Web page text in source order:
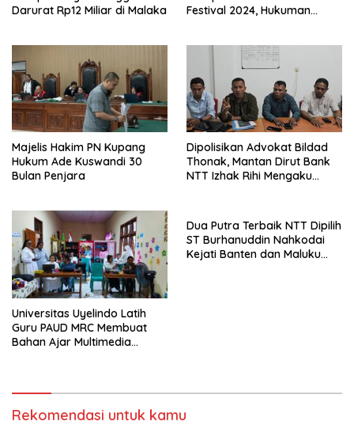
Darurat Rp12 Miliar di Malaka
Festival 2024, Hukuman
Majelis Hakim PN Kupang
Hukum Ade Kuswandi 30
Bulan Penjara
Dipolisikan Advokat Bildad
Thonak, Mantan Dirut Bank
NTT Izhak Rihi Mengaku
Universitas Uyelindo Latih
Guru PAUD MRC Membuat
Bahan Ajar Multimedia
Dua Putra Terbaik NTT Dipilih
ST Burhanuddin Nahkodai
Kejati Banten dan Maluku
Rekomendasi untuk kamu